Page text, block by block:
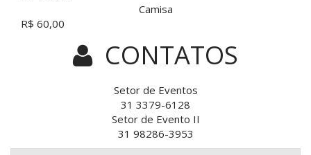
Camisa
R$ 60,00
CONTATOS
Setor de Eventos
31 3379-6128
Setor de Evento II
31 98286-3953